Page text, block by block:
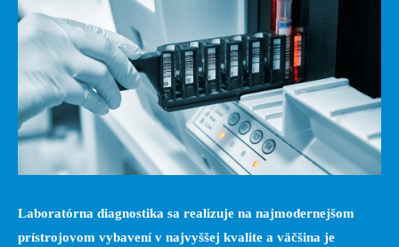
Laboratórna diagnostika sa realizuje na najmodernejšom
prístrojovom vybavení v najvyššej kvalite a väčšina je